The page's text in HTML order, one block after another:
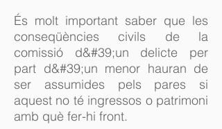
És molt important saber que les
conseqüències civils de la
comissió d&#39;un delicte per
part d&#39;un menor hauran de
ser assumides pels pares si
aquest no té ingressos o patrimoni
amb què fer-hi front.